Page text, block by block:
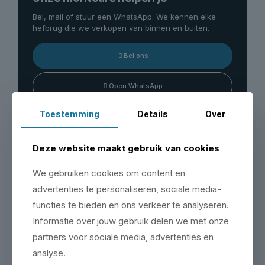
Bel, mail of stuur een WhatsApp. We kennen elke
hefbrug die we verkopen van binnen en buiten.
Bel ons
Open WhatsApp
Zeemanlaan 16 in IJsselstein.
Plan je bezoek
Toestemming Details Over
Deze website maakt gebruik van cookies
We gebruiken cookies om content en
advertenties te personaliseren, sociale media-
functies te bieden en ons verkeer te analyseren.
Informatie over jouw gebruik delen we met onze
partners voor sociale media, advertenties en
analyse.